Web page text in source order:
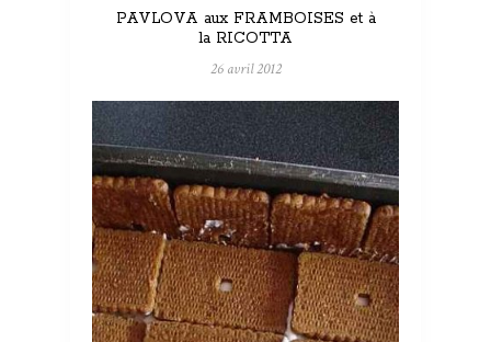
PAVLOVA aux FRAMBOISES et à
la RICOTTA
26 avril 2012